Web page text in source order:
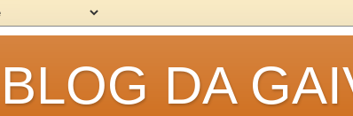
BLOG DA